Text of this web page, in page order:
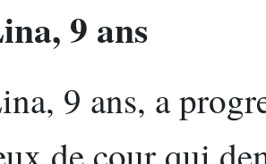
9 ans
9 ans, a
de cour qui